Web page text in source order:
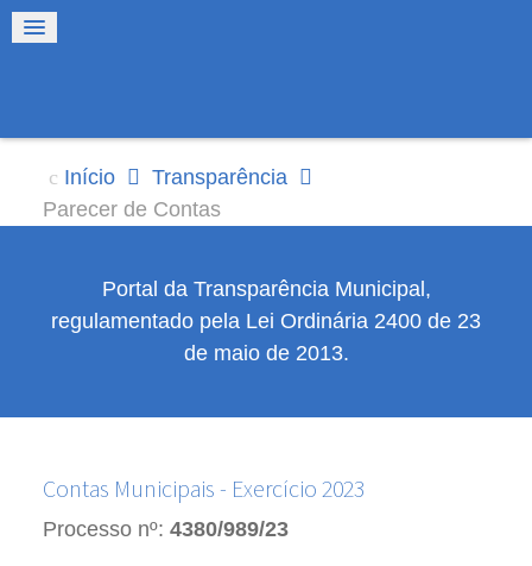
Início
Transparência
Parecer de Contas
Portal da Transparência Municipal,
regulamentado pela Lei Ordinária 2400 de 23
de maio de 2013.
Contas Municipais - Exercício 2023
Processo nº:4380/989/23